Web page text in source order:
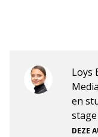
Loys
en
stage
DEZE